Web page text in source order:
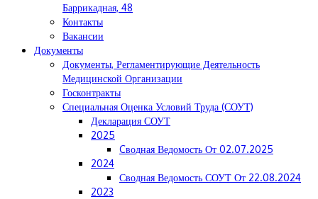
Баррикадная, 48
Контакты
Вакансии
Документы
Документы, Регламентирующие Деятельность
Медицинской Организации
Госконтракты
Специальная Оценка Условий Труда (СОУТ)
Декларация СОУТ
2025
Cводная Ведомость От 02.07.2025
2024
Сводная Ведомость СОУТ От 22.08.2024
2023